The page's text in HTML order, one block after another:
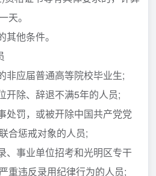
天。
他条件。
应届普通高等院校毕业生;
除、辞退不满5年的人员;
罚，或被开除中国共产党党
合惩戒对象的人员;
事业单位招考和光明区专干
重违反录用纪律行为的人员;